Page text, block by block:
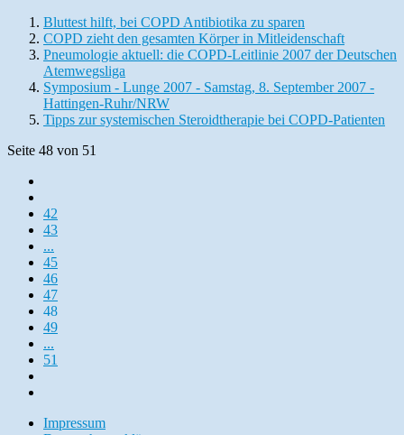
Bluttest hilft, bei COPD Antibiotika zu sparen
COPD zieht den gesamten Körper in Mitleidenschaft
Pneumologie aktuell: die COPD-Leitlinie 2007 der Deutschen
Atemwegsliga
Symposium - Lunge 2007 - Samstag, 8. September 2007 -
Hattingen-Ruhr/NRW
Tipps zur systemischen Steroidtherapie bei COPD-Patienten
Seite 48 von 51
42
43
...
45
46
47
48
49
...
51
Impressum